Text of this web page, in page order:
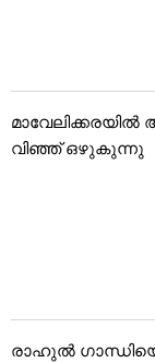
വിഞ്ഞ് ഒഴുകുന്നു
രാഹുൽ